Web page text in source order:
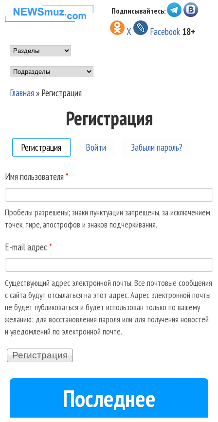
Перейти к основному
содержанию
НОВОСТИ
МУЗЫКИ И
ШОУ БИЗНЕСА
NEWSMUZ.COM
Подписывайтесь:
X Facebook 18+
Main menu
Подразделы
Главная» Регистрация
Регистрация
Регистрация (активная вкладка)
Войти Забыли пароль?
Имя пользователя *
Пробелы разрешены; знаки пунктуации запрещены, за исключением
точек, тире, апострофов и знаков подчеркивания.
E-mail адрес *
Существующий адрес электронной почты. Все почтовые сообщения
с сайта будут отсылаться на этот адрес. Адрес электронной почты
не будет публиковаться и будет использован только по вашему
желанию: для восстановления пароля или для получения новостей
и уведомлений по электронной почте.
Последнее